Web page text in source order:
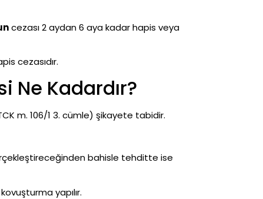
cezası 2 aydan 6 aya kadar hapis veya
cezasıdır.
Ne Kadardır?
m. 106/1 3. cümle) şikayete tabidir.
bahisle tehditte ise
yapılır.